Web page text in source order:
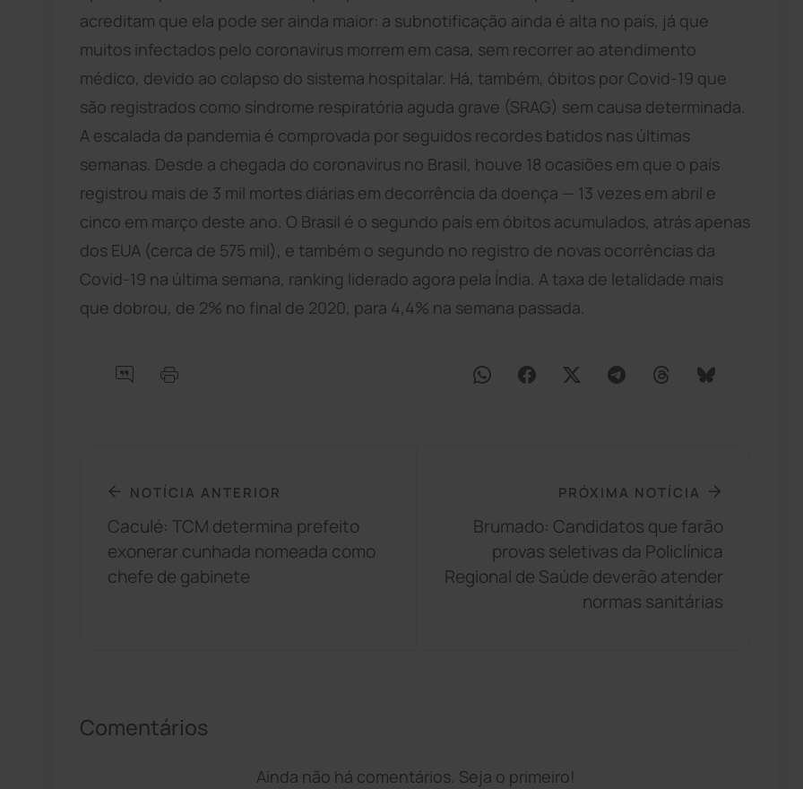
acreditam que ela pode ser ainda maior: a subnotificação ainda é alta no país, já que
muitos infectados pelo coronavírus morrem em casa, sem recorrer ao atendimento
médico, devido ao colapso do sistema hospitalar. Há, também, óbitos por Covid-19 que
são registrados como síndrome respiratória aguda grave (SRAG) sem causa determinada.
A escalada da pandemia é comprovada por seguidos recordes batidos nas últimas
semanas. Desde a chegada do coronavírus no Brasil, houve 18 ocasiões em que o país
registrou mais de 3 mil mortes diárias em decorrência da doença — 13 vezes em abril e
cinco em março deste ano. O Brasil é o segundo país em óbitos acumulados, atrás apenas
dos EUA (cerca de 575 mil), e também o segundo no registro de novas ocorrências da
Covid-19 na última semana, ranking liderado agora pela Índia. A taxa de letalidade mais
que dobrou, de 2% no final de 2020, para 4,4% na semana passada.
NOTÍCIA ANTERIOR
Caculé: TCM determina prefeito
exonerar cunhada nomeada como
chefe de gabinete
PRÓXIMA NOTÍCIA
Brumado: Candidatos que farão
provas seletivas da Policlínica
Regional de Saúde deverão atender
normas sanitárias
Comentários
Ainda não há comentários. Seja o primeiro!